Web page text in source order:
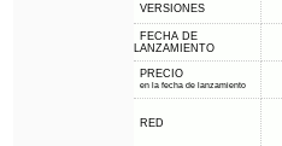
VERSIONES
FECHA DE
LANZAMIENTO
PRECIO
en la fecha de lanzamiento
RED